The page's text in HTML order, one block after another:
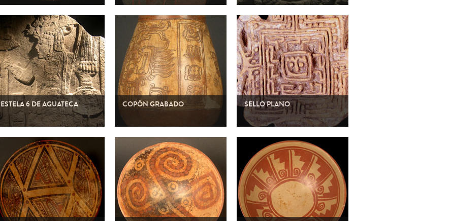
Cultura Maya
Cultura Maya
Cultura Maya
ESTELA 6 DE AGUATECA
Cultura Maya
COPÓN GRABADO
Cultura Maya
SELLO PLANO
Jama-Coaque